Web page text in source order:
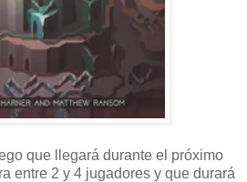
que llegará durante el próximo
entre 2 y 4 jugadores y que durará